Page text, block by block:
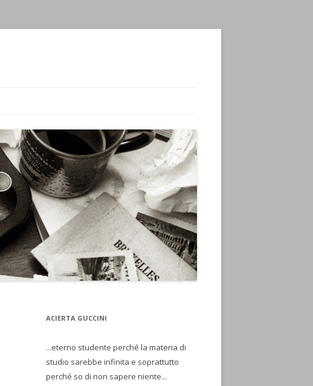
ACIERTA GUCCINI
...eterno studente perché la materia di
studio sarebbe infinita e soprattutto
perché so di non sapere niente...